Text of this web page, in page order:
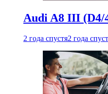
Audi A8 III (D4/
2 года спустя2 года